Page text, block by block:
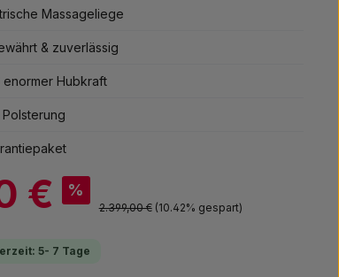
Massageliege
& zuverlässig
enormer Hubkraft
Polsterung
€ %
Regulärer Preis:
2.399,00 € (10.42% gespart)
5- 7 Tage